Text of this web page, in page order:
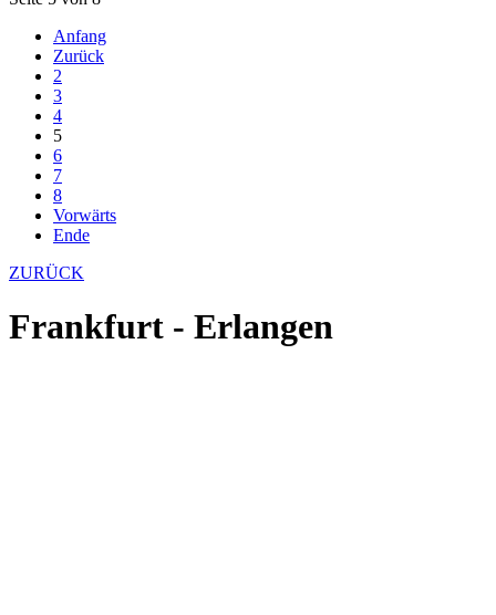
Anfang
Zurück
2
3
4
5
6
7
8
Vorwärts
Ende
ZURÜCK
Frankfurt - Erlangen